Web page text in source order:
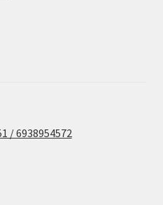
/ 6938954572